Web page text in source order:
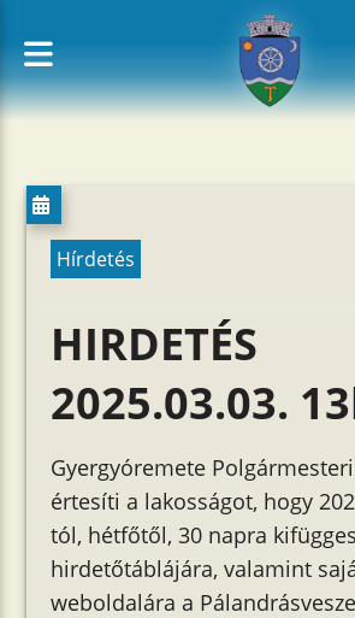
Hírdetés
HIRDETÉS
2025.03.03.
Gyergyóremete
értesíti a lakosságot, hogy
tól, hétfőtől, 30 napra
hirdetőtáblájára, valamint
weboldalára a